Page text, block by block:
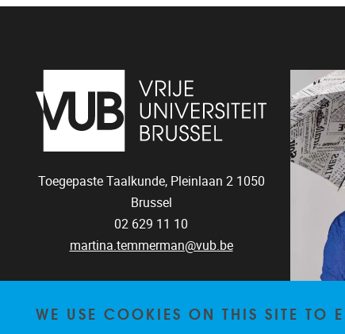
Toegepaste Taalkunde, Pleinlaan 2 1050
Brussel
02 629 11 10
martina.temmerman@vub.be
WE USE COOKIES ON THIS SITE TO